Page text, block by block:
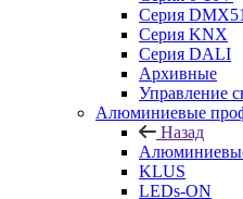
Серия
Серия KNX
Серия DALI
Архивные
Управление
Алюминиевые
Назад
KLUS
LEDs-ON